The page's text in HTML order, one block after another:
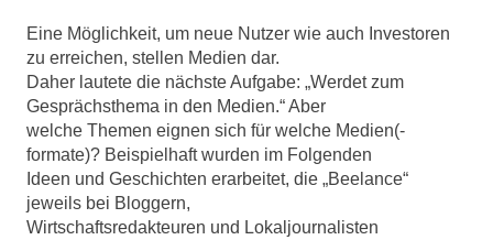
Eine Möglichkeit, um neue Nutzer wie auch Investoren
zu erreichen, stellen Medien dar.
Daher lautete die nächste Aufgabe: „Werdet zum
Gesprächsthema in den Medien.“ Aber
welche Themen eignen sich für welche Medien(-
formate)? Beispielhaft wurden im Folgenden
Ideen und Geschichten erarbeitet, die „Beelance“
jeweils bei Bloggern,
Wirtschaftsredakteuren und Lokaljournalisten